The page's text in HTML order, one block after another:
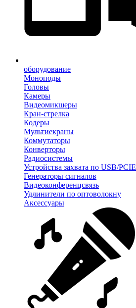
оборудование
Моноподы
Головы
Камеры
Видеомикшеры
Кран-стрелка
Кодеры
Мультиекраны
Коммутаторы
Конверторы
Радиосистемы
Устройства захвата по USB/PCIE
Генераторы сигналов
Видеоконференцсвязь
Удлинители по оптоволокну
Аксессуары